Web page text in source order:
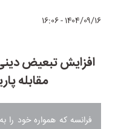
۱۴۰۴/۰۹/۱۶ - ۱۶:۰۶
افزایش تبعیض
مقابله
فرانسه که همواره خود را